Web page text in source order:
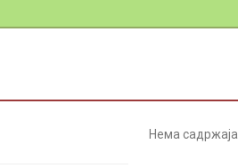
Нема садржаја.